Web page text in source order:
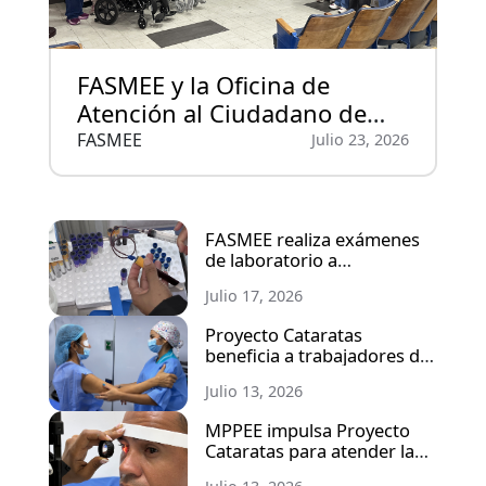
FASMEE y la Oficina de
Atención al Ciudadano de
MPPEE entregaron donación
de insumos y ayudas
J.M. de los Ríos
FASMEE Julio 23, 2026
FASMEE realiza exámenes
de laboratorio a
del SEN
Julio 17, 2026
Proyecto Cataratas
beneficia a trabajadores del
Yaracuy
Julio 13, 2026
MPPEE impulsa Proyecto
Cataratas para atender la